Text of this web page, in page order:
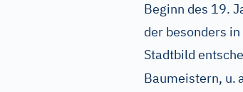
Beginn des 19.
der besonders
Stadtbild
Baumeistern, u.